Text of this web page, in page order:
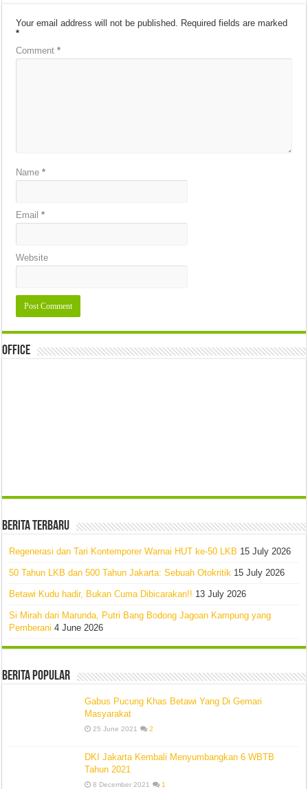
Your email address will not be published. Required fields are marked
*
Comment*
Name*
Email*
Website
Office
Berita Terbaru
Regenerasi dan Tari Kontemporer Warnai HUT ke-50 LKB 15 July 2026
50 Tahun LKB dan 500 Tahun Jakarta: Sebuah Otokritik 15 July 2026
Betawi Kudu hadir, Bukan Cuma Dibicarakan!! 13 July 2026
Si Mirah dari Marunda, Putri Bang Bodong Jagoan Kampung yang
Pemberani 4 June 2026
Berita Popular
Gabus Pucung Khas Betawi Yang Di Gemari
Masyarakat
25 June 2021 2
DKI Jakarta Kembali Menyumbangkan 6 WBTB
Tahun 2021
8 December 2021 1